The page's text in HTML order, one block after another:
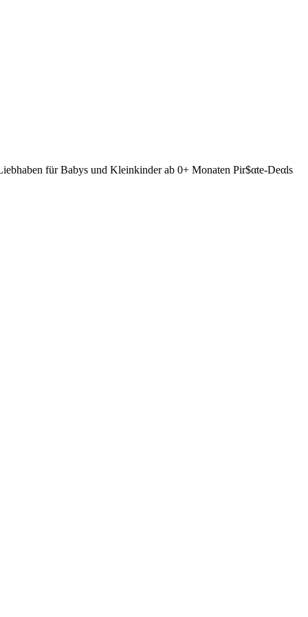
für Babys und Kleinkinder ab 0+ Monaten Pir$αtе-Dеαls